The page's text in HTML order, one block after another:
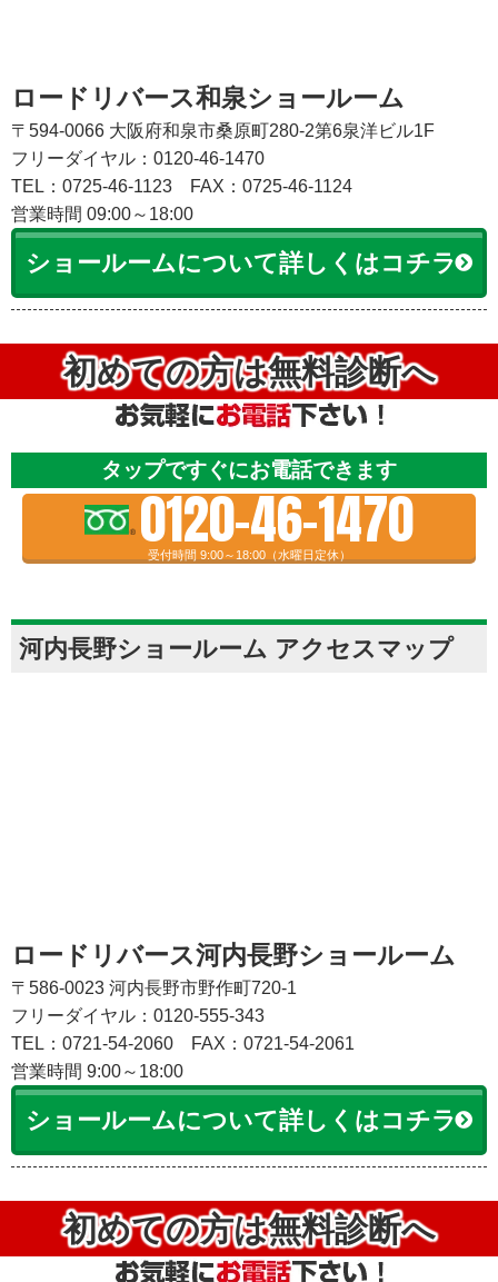
ロードリバース和泉ショールーム
〒594-0066 大阪府和泉市桑原町280-2第6泉洋ビル1F
フリーダイヤル：0120-46-1470
TEL：0725-46-1123
FAX：0725-46-1124
営業時間 09:00～18:00
ショールームについて詳しくはコチラ
初めての方は無料診断へ
タップですぐにお電話できます
0120-46-1470
受付時間 9:00～18:00（水曜日定休）
河内長野ショールーム アクセスマップ
ロードリバース河内長野ショールーム
〒586-0023 河内長野市野作町720-1
フリーダイヤル：0120-555-343
TEL：0721-54-2060
FAX：0721-54-2061
営業時間 9:00～18:00
ショールームについて詳しくはコチラ
初めての方は無料診断へ